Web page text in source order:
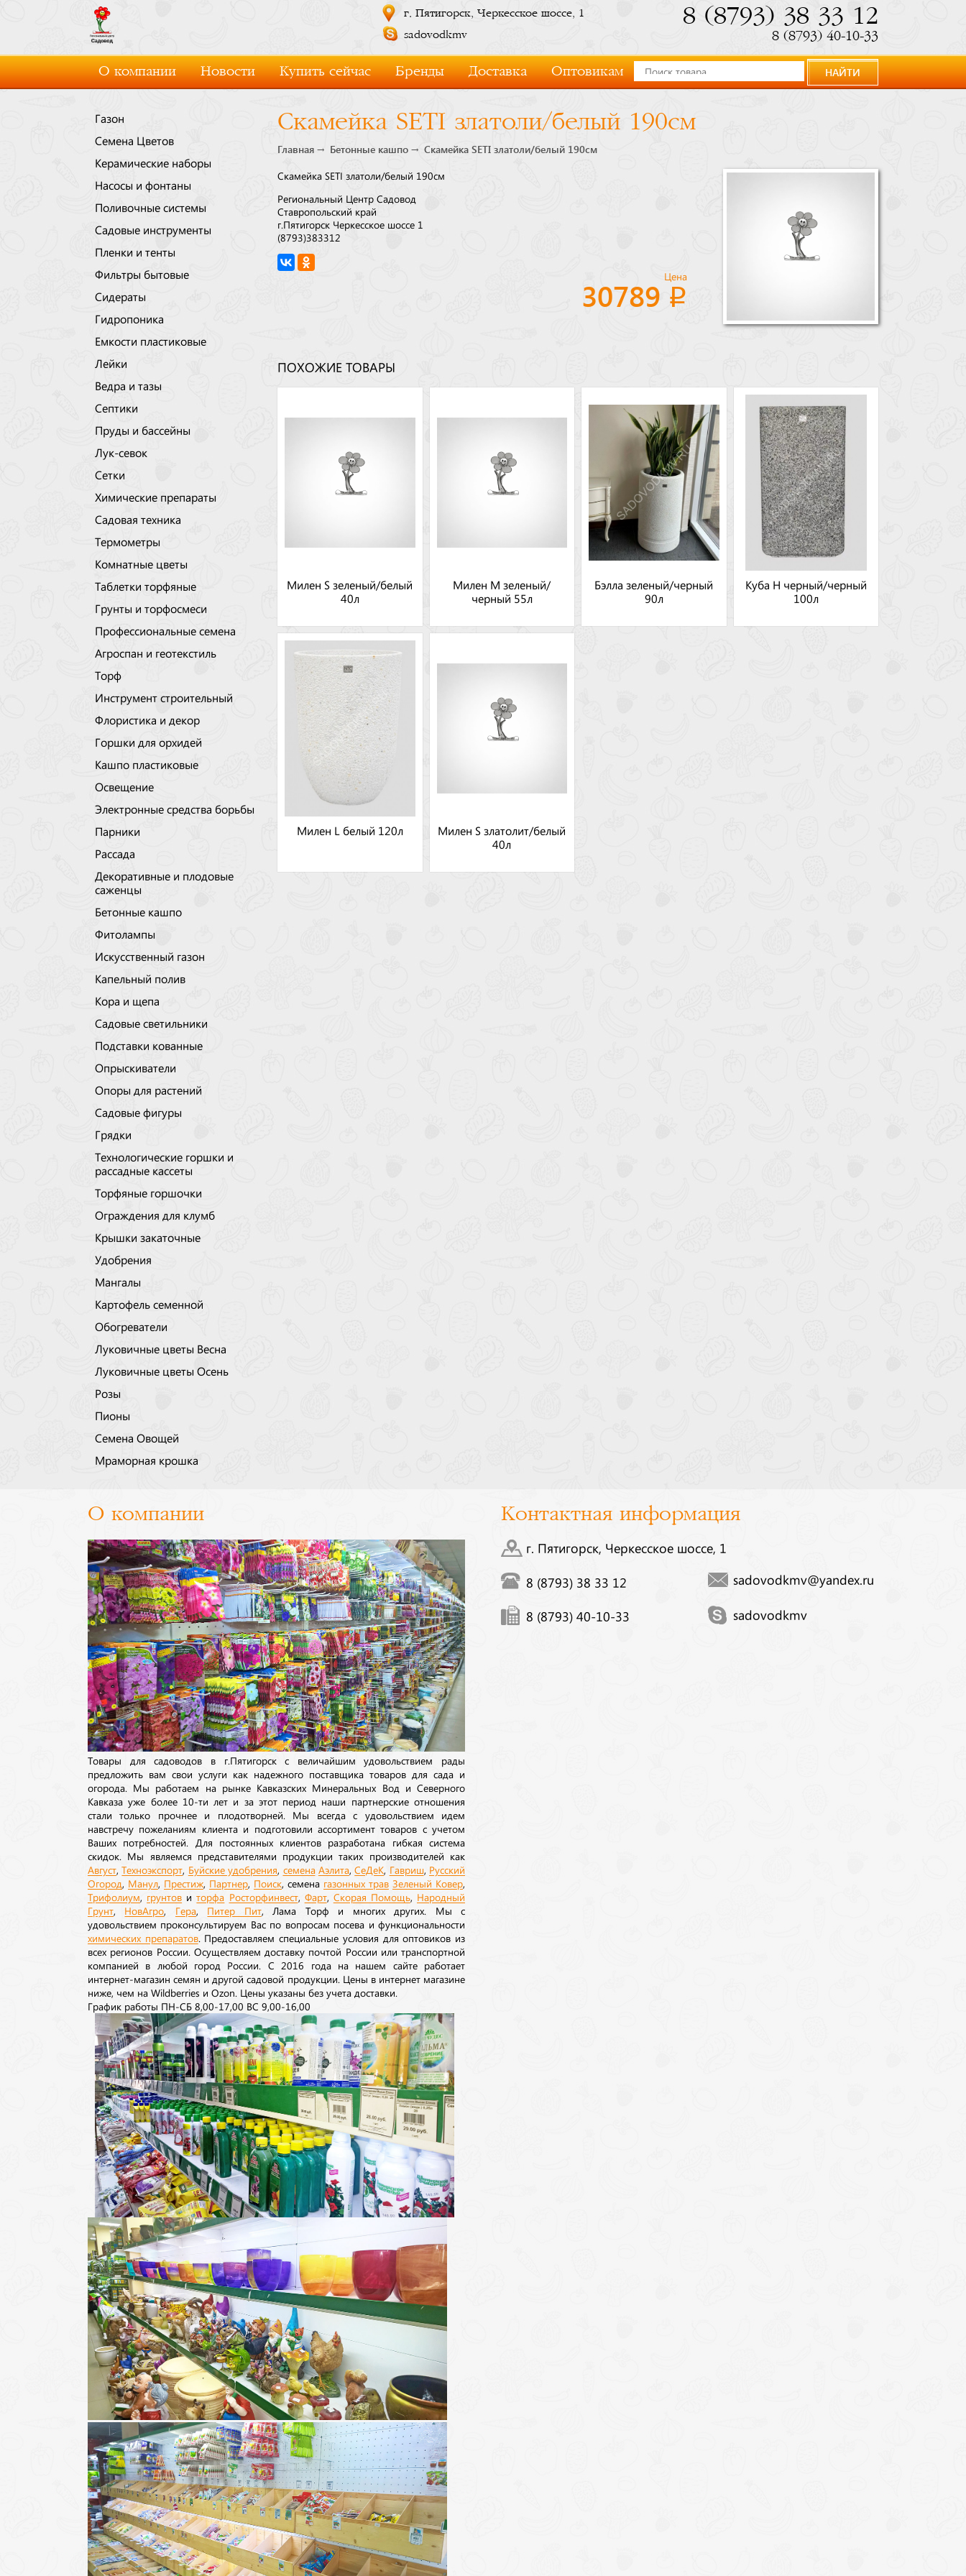
г. Пятигорск, Черкесское шоссе, 1
sadovodkmv
8 (8793) 38 33 12
8 (8793) 40-10-33
О компании Новости Купить сейчас Бренды Доставка Оптовикам НАЙТИ
Газон
Семена Цветов
Керамические наборы
Насосы и фонтаны
Поливочные системы
Садовые инструменты
Пленки и тенты
Фильтры бытовые
Сидераты
Гидропоника
Емкости пластиковые
Лейки
Ведра и тазы
Септики
Пруды и бассейны
Лук-севок
Сетки
Химические препараты
Садовая техника
Термометры
Комнатные цветы
Таблетки торфяные
Грунты и торфосмеси
Профессиональные семена
Агроспан и геотекстиль
Торф
Инструмент строительный
Флористика и декор
Горшки для орхидей
Кашпо пластиковые
Освещение
Электронные средства борьбы
Парники
Рассада
Декоративные и плодовые
саженцы
Бетонные кашпо
Фитолампы
Искусственный газон
Капельный полив
Кора и щепа
Садовые светильники
Подставки кованные
Опрыскиватели
Опоры для растений
Садовые фигуры
Грядки
Технологические горшки и
рассадные кассеты
Торфяные горшочки
Ограждения для клумб
Крышки закаточные
Удобрения
Мангалы
Картофель семенной
Обогреватели
Луковичные цветы Весна
Луковичные цветы Осень
Розы
Пионы
Семена Овощей
Мраморная крошка
Скамейка SETI златоли/белый 190см
Главная Бетонные кашпо Скамейка SETI златоли/белый 190см
Скамейка SETI златоли/белый 190см
Региональный Центр Садовод
Ставропольский край
г.Пятигорск Черкесское шоссе 1
(8793)383312
Цена
30789
ПОХОЖИЕ ТОВАРЫ
Милен S зеленый/белый
40л
Милен М зеленый/
черный 55л
Бэлла зеленый/черный
90л
Куба Н черный/черный
100л
Милен L белый 120л
Милен S златолит/белый
40л
О компании
Товары для садоводов в г.Пятигорск с величайшим удовольствием рады
предложить вам свои услуги как надежного поставщика товаров для сада и
огорода. Мы работаем на рынке Кавказских Минеральных Вод и Северного
Кавказа уже более 10-ти лет и за этот период наши партнерские отношения
стали только прочнее и плодотворней. Мы всегда с удовольствием идем
навстречу пожеланиям клиента и подготовили ассортимент товаров с учетом
Ваших потребностей. Для постоянных клиентов разработана гибкая система
скидок. Мы являемся представителями продукции таких производителей как
Август ,Техноэкспорт Буйские удобрения семена Аэлита,СеДеК Гавриш Русский
Огород Манул Престиж Партнер Поиск , семена газонных трав Зеленый Ковер
Трифолиум грунтов иторфа Росторфинвест, Фарт, Скорая Помощь Народный
Грунт НовАгро Гера, Питер Пит, Лама Торф и многих других. Мы с
удовольствием проконсультируем Вас по вопросам посева и функциональности
химических препаратов. Предоставляем специальные условия для оптовиков из
всех регионов России. Осуществляем доставку почтой России или транспортной
компанией в любой город России. С 2016 года на нашем сайте работает
интернет-магазин семян и другой садовой продукции. Цены в интернет магазине
ниже, чем на Wildberries и Ozon. Цены указаны без учета доставки.
График работы ПН-СБ 8,00-17,00 ВС 9,00-16,00
Контактная информация
г. Пятигорск, Черкесское шоссе, 1
8 (8793) 38 33 12
8 (8793) 40-10-33
sadovodkmv@yandex.ru
sadovodkmv